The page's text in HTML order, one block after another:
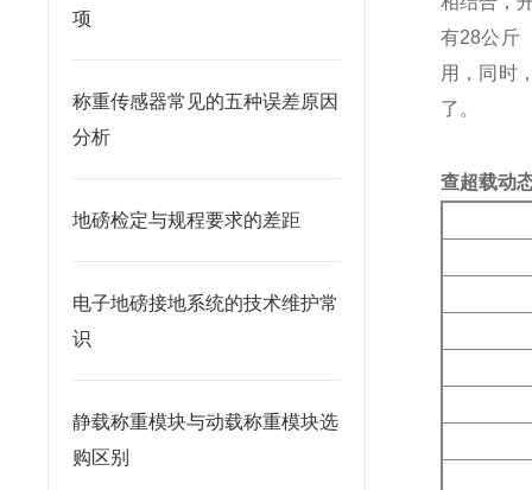
项
称重传感器常见的五种误差原因
分析
地磅检定与规程要求的差距
电子地磅接地系统的技术维护常
识
静载称重模块与动载称重模块选
购区别
有28公斤
用，同时
了。
查超载动